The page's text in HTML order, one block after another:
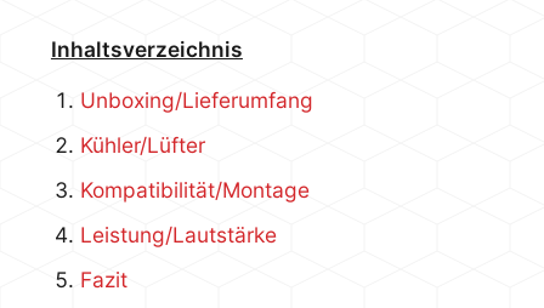
Inhaltsverzeichnis
Unboxing/Lieferumfang
Kühler/Lüfter
Kompatibilität/Montage
Leistung/Lautstärke
Fazit